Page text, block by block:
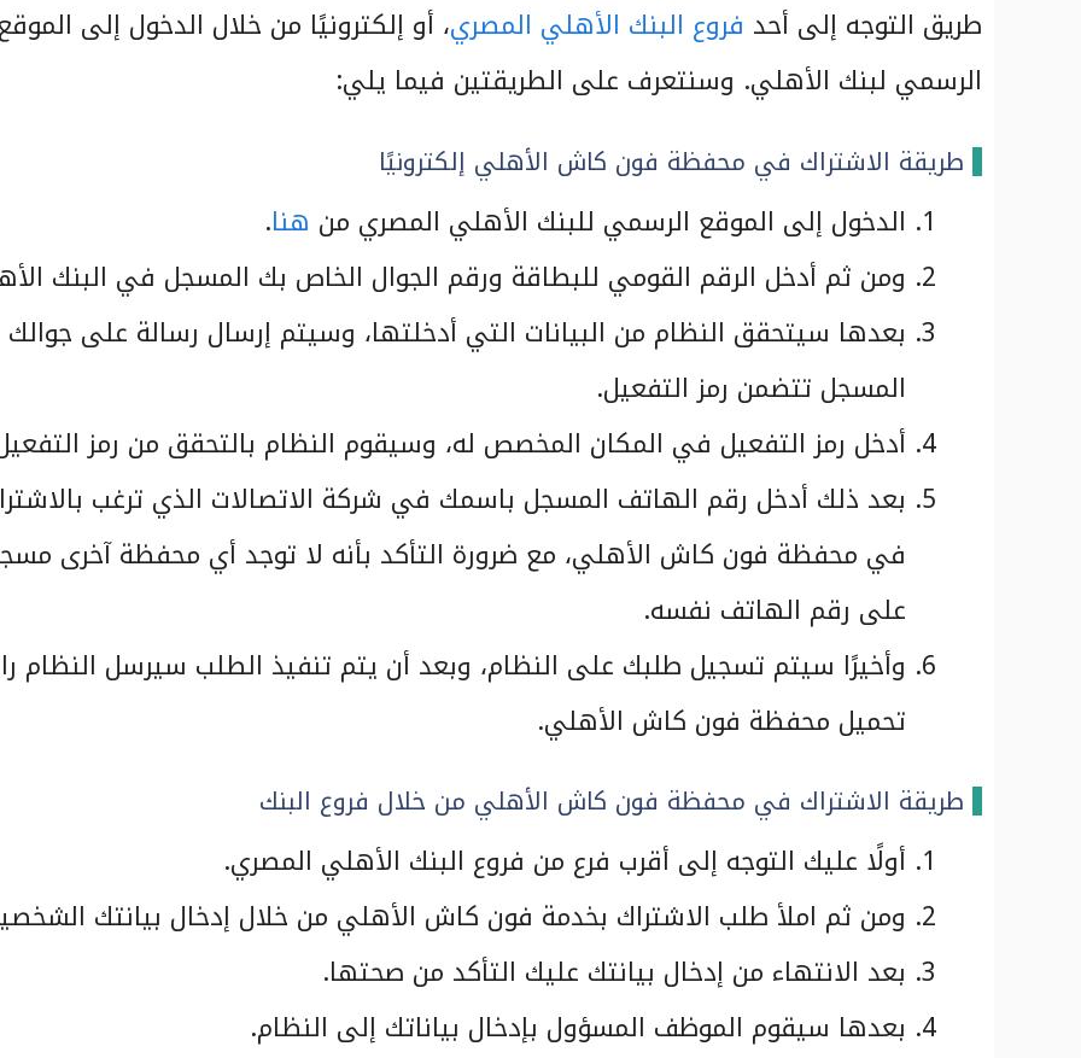
طريق التوجه إلى أحد فروع البنك الأهلي المصري، أو إلكترونيًا من خلال الدخول إلى
الرسمي لبنك الأهلي. وسنتعرف على الطريقتين فيما يلي:
طريقة الاشتراك في محفظة فون كاش الأهلي إلكترونيًا
الدخول إلى الموقع الرسمي للبنك الأهلي المصري من هنا.
ومن ثم أدخل الرقم القومي للبطاقة ورقم الجوال الخاص بك المسجل في البنك
بعدها سيتحقق النظام من البيانات التي أدخلتها، وسيتم إرسال رسالة على جوالك
المسجل تتضمن رمز التفعيل.
أدخل رمز التفعيل في المكان المخصص له، وسيقوم النظام بالتحقق من رمز
بعد ذلك أدخل رقم الهاتف المسجل باسمك في شركة الاتصالات الذي ترغب
في محفظة فون كاش الأهلي، مع ضرورة التأكد بأنه لا توجد أي محفظة آخرى
على رقم الهاتف نفسه.
وأخيرًا سيتم تسجيل طلبك على النظام، وبعد أن يتم تنفيذ الطلب سيرسل النظام
تحميل محفظة فون كاش الأهلي.
طريقة الاشتراك في محفظة فون كاش الأهلي من خلال فروع البنك
أولًا عليك التوجه إلى أقرب فرع من فروع البنك الأهلي المصري.
ومن ثم املأ طلب الاشتراك بخدمة فون كاش الأهلي من خلال إدخال بيانتك
بعد الانتهاء من إدخال بيانتك عليك التأكد من صحتها.
بعدها سيقوم الموظف المسؤول بإدخال بياناتك إلى النظام.